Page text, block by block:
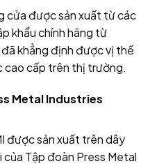
cửa được sản xuất từ các
khẩu chính hãng từ
khẳng định được vị thế
cao cấp trên thị trường.
Metal Industries
được sản xuất trên dây
Tập đoàn Press Metal